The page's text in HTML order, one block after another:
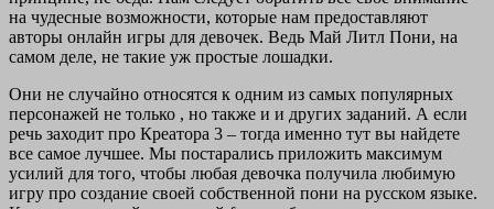
на чудесные возможности, которые нам предоставляют
авторы онлайн игры для девочек. Ведь Май Литл Пони, на
самом деле, не такие уж простые лошадки.
Они не случайно относятся к одним из самых популярных
персонажей не только , но также и и других заданий. А если
речь заходит про Креатора 3 – тогда именно тут вы найдете
все самое лучшее. Мы постарались приложить максимум
усилий для того, чтобы любая девочка получила любимую
игру про создание своей собственной пони на русском языке.